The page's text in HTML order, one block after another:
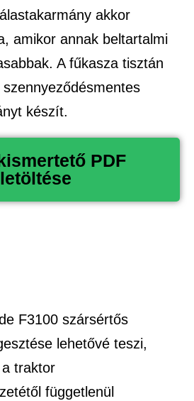
akkor
amikor annak beltartalmi
A fűkasza tisztán
készít.
PDF
letöltése
F3100 szársértős
lehetővé teszi,
traktor
függetlenül